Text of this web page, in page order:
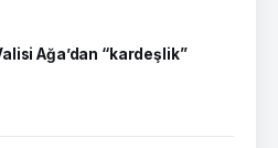
Ağa’dan “kardeşlik”